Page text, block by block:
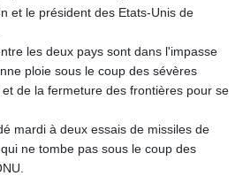
INR 110.076256
IRR
1590322.371805
ISK 142.598215
JMD 183.057725
JOD 0.819746
et le président des Etats-Unis de
les deux pays sont dans l'impasse
ploie sous le coup des sévères
de la fermeture des frontières pour se
mardi à deux essais de missiles de
ne tombe pas sous le coup des